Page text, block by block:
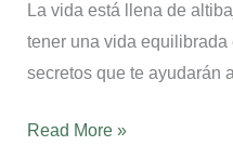
La vida está llena de
tener una vida
secretos que te ayudarán
Read More »